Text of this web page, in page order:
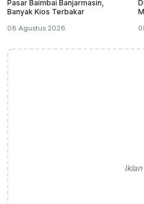
Pasar Baimbai Banjarmasin,
Banyak Kios Terbakar
08 Agustus 2026
Iklan